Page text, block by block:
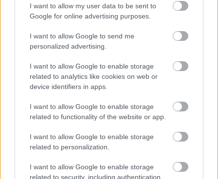
I want to allow my user data to be sent to
Google for online advertising purposes.
I want to allow Google to send me
personalized advertising.
I want to allow Google to enable storage
related to analytics like cookies on web or
device identifiers in apps.
I want to allow Google to enable storage
related to functionality of the website or app.
I want to allow Google to enable storage
related to personalization.
I want to allow Google to enable storage
related to security, including authentication
Régóta kérdés már, hogy egy adaptációnak mennyire kell
lehet elrugaszkodni tőle, ez pedig a Dűne esetében is
felvetődött. Az amerikai IGN egyik munkatársa, Jim
Vejvoda nemrég részt vett egy kerekasztal interjún, ahol
a rendezőtől lehetett kérdezni. Ennek során vitatták meg,
hogyan lehet megfelelni a keményvonalas rajongóknak
és az alapművet nem ismerőknek egyaránt. Villeneuve
kezdettől fogva tudta, hogy néhány konkrét elemre
szükségszerűen átalakítasz".